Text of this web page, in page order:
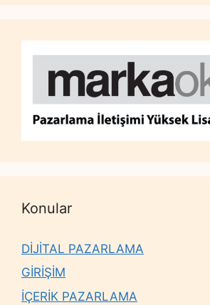
Konular
DİJİTAL PAZARLAMA
GİRİŞİM
İÇERİK PAZARLAMA